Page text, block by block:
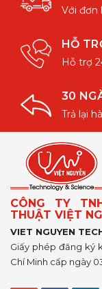
Với đơn
HỖ
Hỗ trợ
30
Trả lại
CÔNG TY
THUẬT VIỆT
VIET NGUYEN
Giấy phép đăng ký
Chí Minh cấp ngày